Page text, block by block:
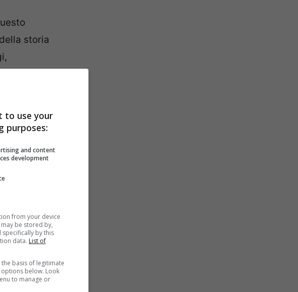
storia
quel
è
come
non
to use your
purposes:
and content
development
from your device
be stored by,
specifically by this
data. List of
basis of legitimate
below. Look
to manage or